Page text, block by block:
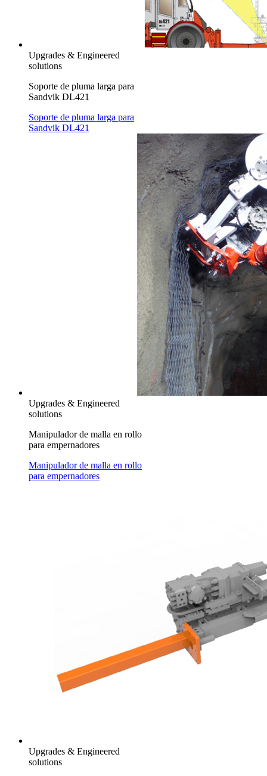
Upgrades & Engineered
solutions
Soporte de pluma larga para
Sandvik DL421
Soporte de pluma larga para
Sandvik DL421
Upgrades & Engineered
solutions
Manipulador de malla en rollo
para empernadores
Manipulador de malla en rollo
para empernadores
Upgrades & Engineered
solutions